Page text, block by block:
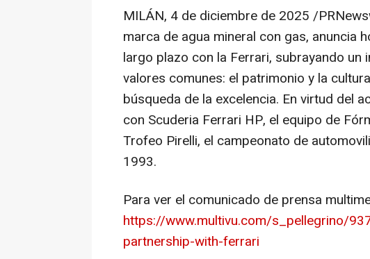
MILÁN, 4 de diciembre de 2025 /
marca de agua mineral con gas, anuncia
largo plazo con la Ferrari, subrayando
valores comunes: el patrimonio y la
búsqueda de la excelencia. En virtud del
con Scuderia Ferrari HP, el equipo de
Trofeo Pirelli, el campeonato de
1993.
Para ver el comunicado de prensa
https://www.multivu.com/s_pellegrino/
partnership-with-ferrari